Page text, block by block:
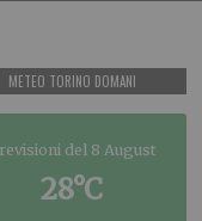
METEO TORINO DOMANI
del 8 August
28°C